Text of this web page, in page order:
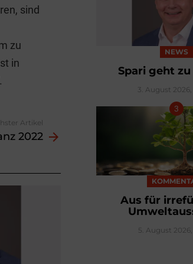
sind
zu
in
Artikel
2022
NEWS
Spari geht zu
3. August 2026,
Aus für
5. August 2026,